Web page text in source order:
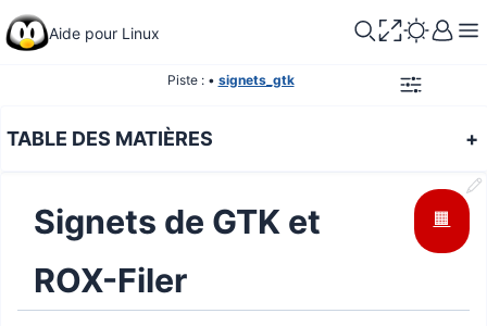
Aide pour Linux
Piste : • signets_gtk
+
TABLE DES MATIÈRES
🟧
Signets de GTK et
ROX-Filer